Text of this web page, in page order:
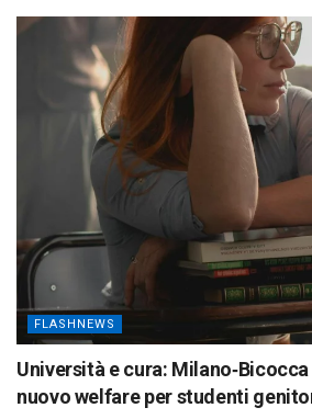
FLASHNEWS
Università e cura:
nuovo welfare per studenti